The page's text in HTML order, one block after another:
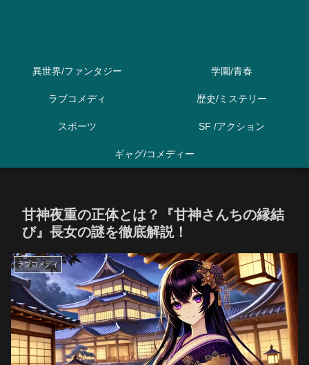
異世界/ファンタジー 学園/青春
ラブコメディ 歴史/ミステリー
スポーツ SF /アクション
ギャグ/コメディー
甘神夜重の正体とは？『甘神さんちの縁結
び』長女の謎を徹底解説！
ラブコメディ